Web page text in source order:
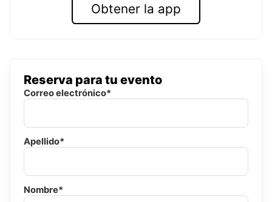
Obtener la app
Reserva para tu evento
Correo electrónico*
Apellido*
Nombre*